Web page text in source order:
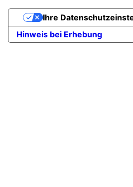
Hinweis bei Erhebung
Ihre